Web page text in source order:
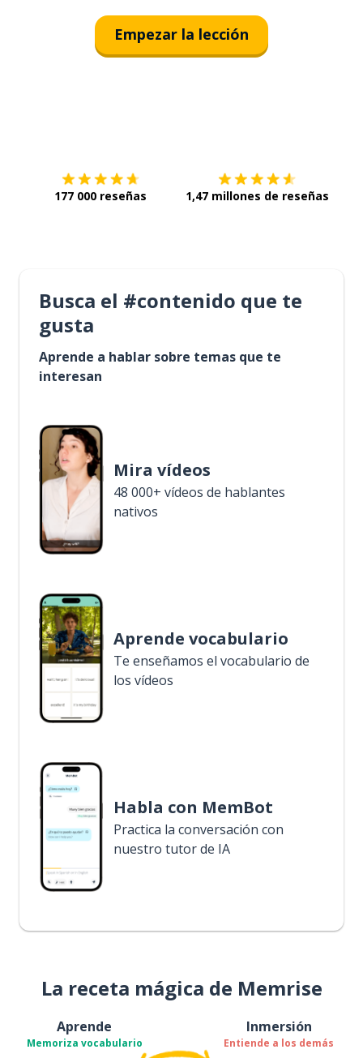
Empezar la lección
177 000 reseñas 1,47 millones de reseñas
Busca el #contenido que te
gusta
Aprende a hablar sobre temas que te
interesan
Mira vídeos
48 000+ vídeos de hablantes
nativos
Aprende vocabulario
Te enseñamos el vocabulario de
los vídeos
Habla con MemBot
Practica la conversación con
nuestro tutor de IA
La receta mágica de Memrise
Aprende
Memoriza vocabulario
Inmersión
Entiende a los demás